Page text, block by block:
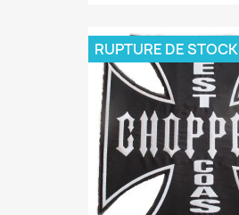
RUPTURE DE STOCK